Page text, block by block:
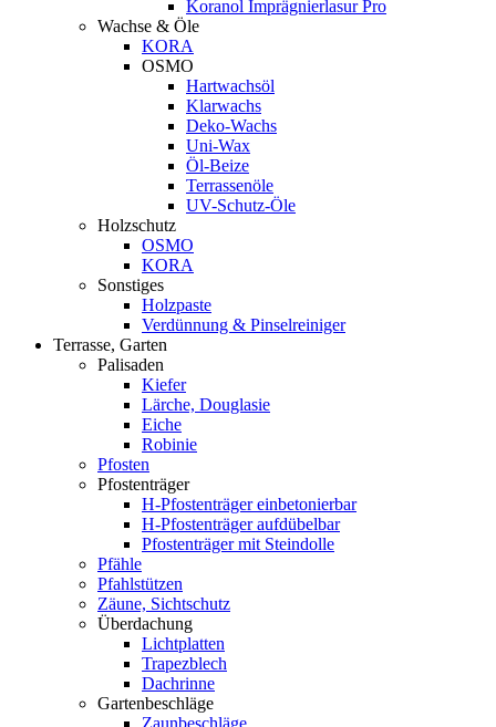
Koranol Imprägnierlasur Pro
Wachse & Öle
KORA
OSMO
Hartwachsöl
Klarwachs
Deko-Wachs
Uni-Wax
Öl-Beize
Terrassenöle
UV-Schutz-Öle
Holzschutz
OSMO
KORA
Sonstiges
Holzpaste
Verdünnung & Pinselreiniger
Terrasse, Garten
Palisaden
Kiefer
Lärche, Douglasie
Eiche
Robinie
Pfosten
Pfostenträger
H-Pfostenträger einbetonierbar
H-Pfostenträger aufdübelbar
Pfostenträger mit Steindolle
Pfähle
Pfahlstützen
Zäune, Sichtschutz
Überdachung
Lichtplatten
Trapezblech
Dachrinne
Gartenbeschläge
Zaunbeschläge